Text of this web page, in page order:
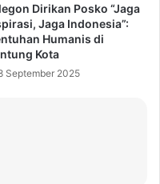
Dirikan Posko “Jaga
Jaga Indonesia”:
Humanis di
Kota
September 2025